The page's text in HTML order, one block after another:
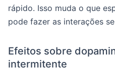
rápido. Isso muda o que
pode fazer as interações
Efeitos sobre
intermitente